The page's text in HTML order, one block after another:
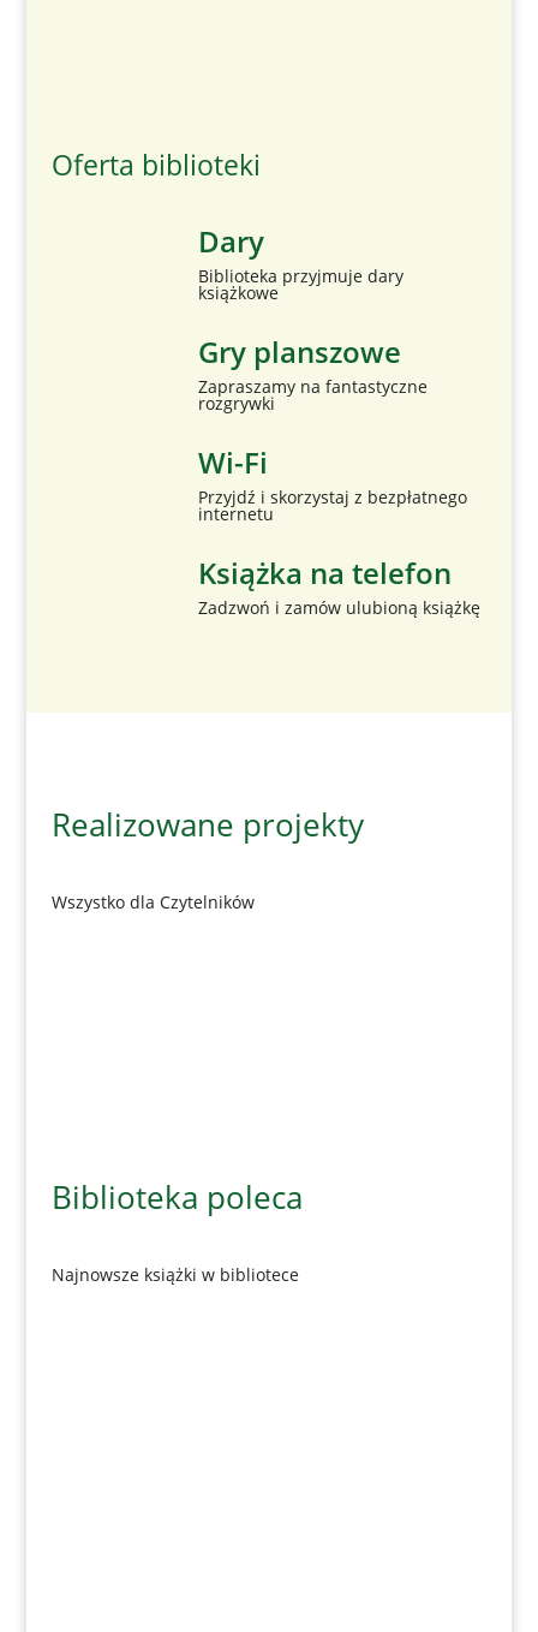
Oferta biblioteki
Dary
Biblioteka przyjmuje dary
książkowe
Gry planszowe
Zapraszamy na fantastyczne
rozgrywki
Wi-Fi
Przyjdź i skorzystaj z bezpłatnego
internetu
Książka na telefon
Zadzwoń i zamów ulubioną książkę
Realizowane projekty
Wszystko dla Czytelników
Biblioteka poleca
Najnowsze książki w bibliotece